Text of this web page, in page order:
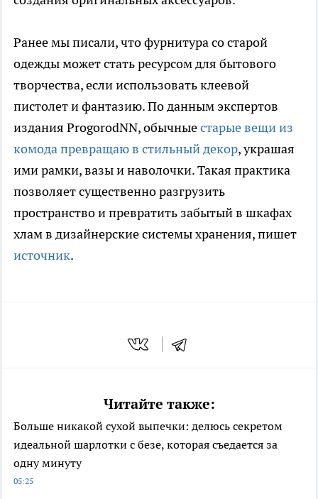
Ранее мы писали, что фурнитура со старой
одежды может стать ресурсом для бытового
творчества, если использовать клеевой
пистолет и фантазию. По данным экспертов
издания ProgorodNN, обычныестарые вещи из
комода превращаю в стильный декор, украшая
ими рамки, вазы и наволочки. Такая практика
позволяет существенно разгрузить
пространство и превратить забытый в шкафах
хлам в дизайнерские системы хранения, пишет
источник.
Читайте также:
Больше никакой сухой выпечки: делюсь секретом
идеальной шарлотки с безе, которая съедается за
одну минуту
05:25